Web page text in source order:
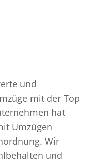
und
mit der Top
hat
Umzügen
Wir
und